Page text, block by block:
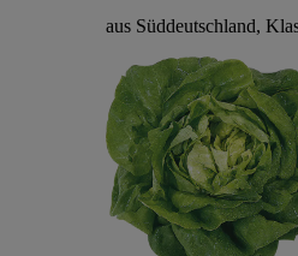
aus Süddeutschland,